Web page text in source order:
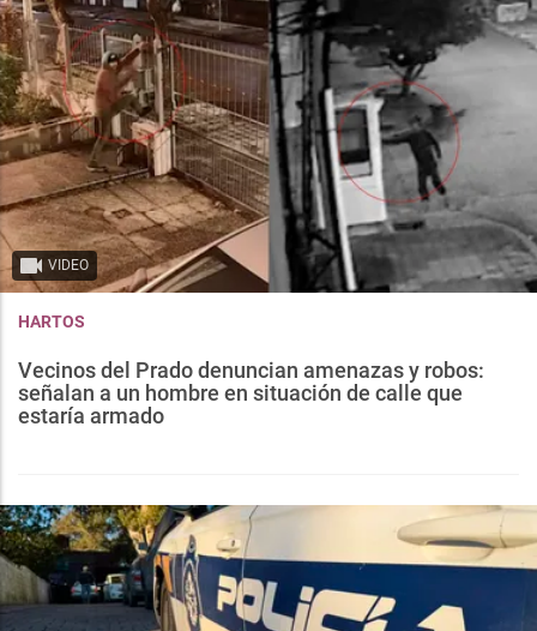
VIDEO
HARTOS
Vecinos del Prado denuncian amenazas y robos:
señalan a un hombre en situación de calle que
estaría armado